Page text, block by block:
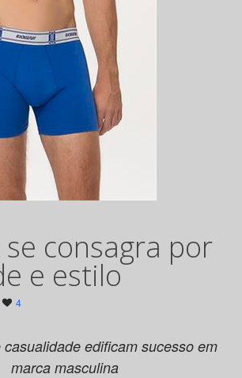
se consagra por
e estilo
4
edificam sucesso em
marca masculina